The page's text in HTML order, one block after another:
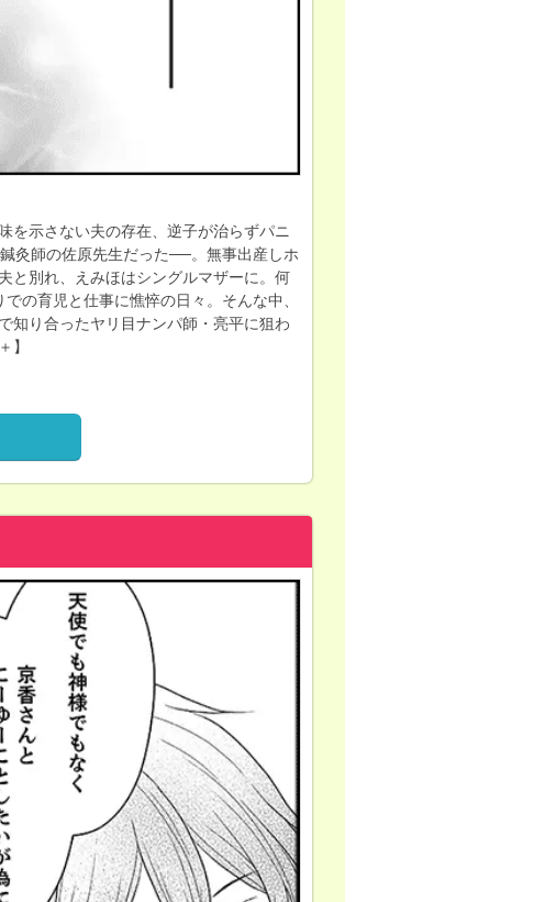
を示さない夫の存在、逆子が治らずパニ
灸師の佐原先生だった──。無事出産しホ
と別れ、えみほはシングルマザーに。何
の育児と仕事に憔悴の日々。そんな中、
知り合ったヤリ目ナンパ師・亮平に狙わ
】